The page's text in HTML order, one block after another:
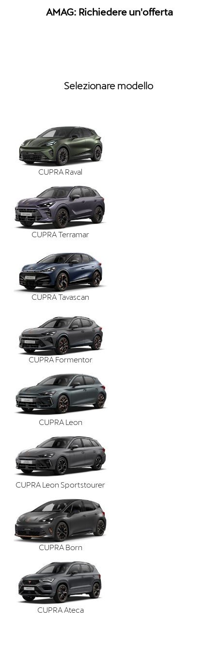
AMAG: Richiedere un'offerta
Selezionare modello
CUPRA Raval
CUPRA Terramar
CUPRA Tavascan
CUPRA Formentor
CUPRA Leon
CUPRA Leon Sportstourer
CUPRA Born
CUPRA Ateca